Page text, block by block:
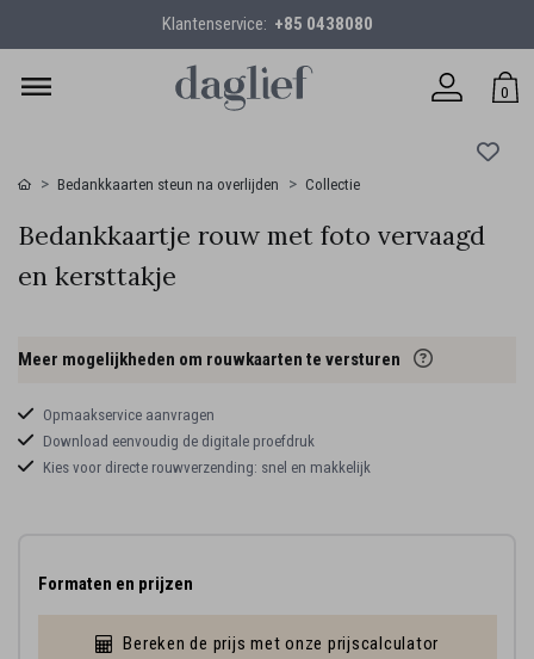
Klantenservice: +85 0438080
0
Bedankkaarten steun na overlijden Collectie
Bedankkaartje rouw met foto vervaagd
en kersttakje
Meer mogelijkheden om rouwkaarten te versturen
Opmaakservice aanvragen
Download eenvoudig de digitale proefdruk
Kies voor directe rouwverzending: snel en makkelijk
Formaten en prijzen
Bereken de prijs met onze prijscalculator